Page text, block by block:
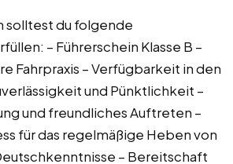
solltest du folgende
– Führerschein Klasse B –
Fahrpraxis – Verfügbarkeit in den
und Pünktlichkeit –
und freundliches Auftreten –
für das regelmäßige Heben von
– Bereitschaft